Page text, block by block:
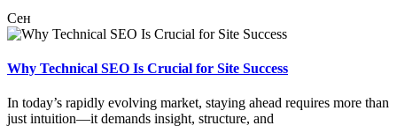
Сен
Why Technical SEO Is Crucial for Site Success
In today’s rapidly evolving market, staying ahead requires more than
just intuition—it demands insight, structure, and